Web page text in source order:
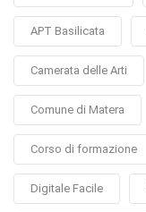
APT Basilicata
Camerata delle Arti
Comune di Matera
Corso di formazione
Digitale Facile